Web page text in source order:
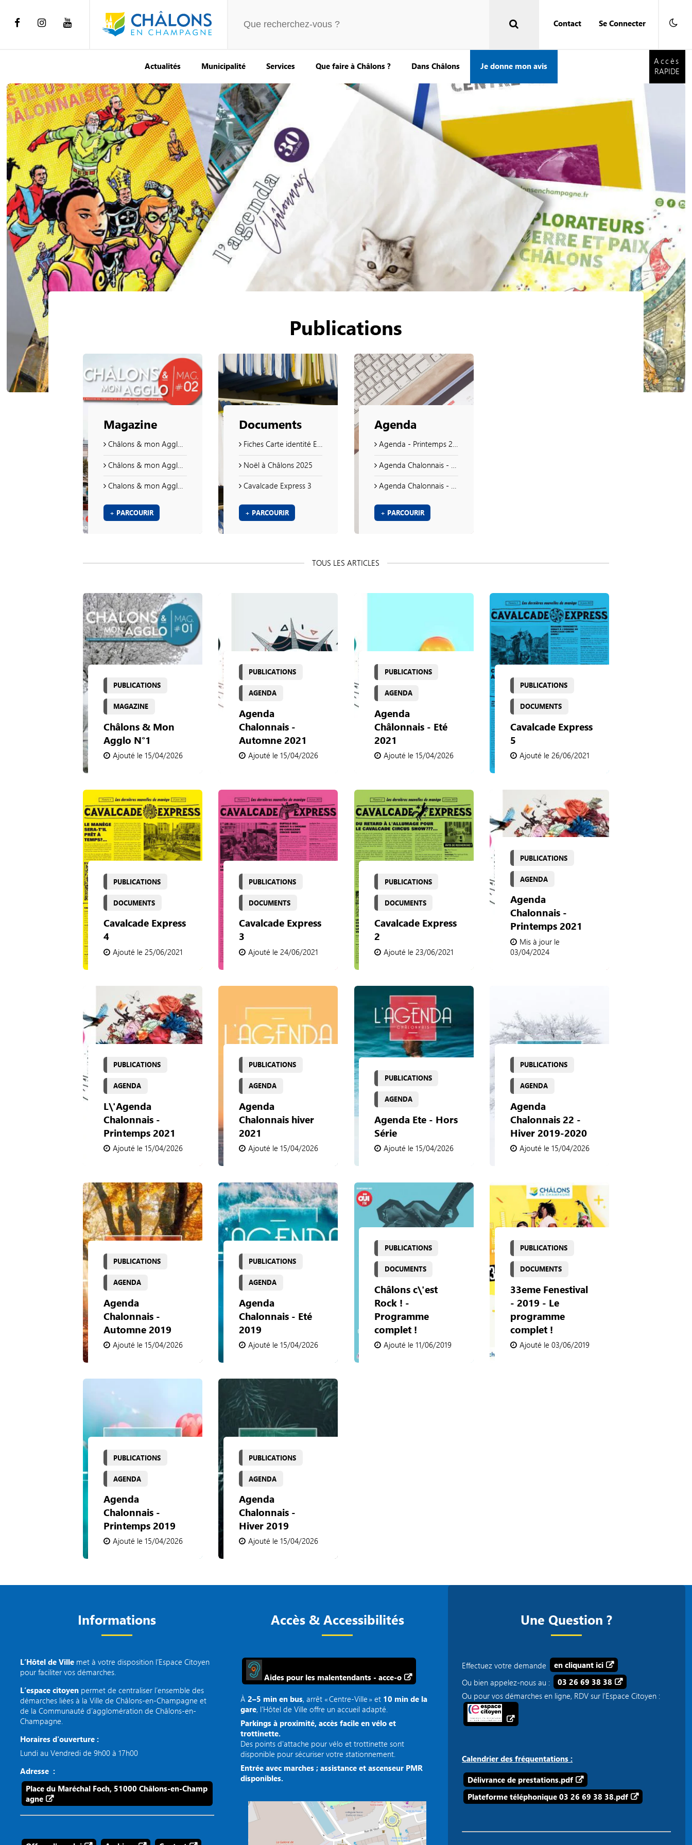
Contact Se Connecter
Accès
Actualités Municipalité Services Que faire à Châlons ? Dans Châlons Je donne mon avis
Accès
RAPIDE
Publications
Magazine
Châlons & mon Agglo n°19
Châlons & mon Agglo n°41
Chalons & mon Agglo n°38
+ PARCOURIR
Documents
Fiches Carte identité Et Passeport
Noël à Châlons 2025
Cavalcade Express 3
+ PARCOURIR
Agenda
Agenda - Printemps 2023
Agenda Chalonnais - Printemps 2021
Agenda Chalonnais - Hiver
+ PARCOURIR
PUBLICATIONS
MAGAZINE
Châlons & Mon
Agglo N°1
Ajouté le 15/04/2026
PUBLICATIONS
AGENDA
Agenda
Chalonnais -
Automne 2021
Ajouté le 15/04/2026
PUBLICATIONS
AGENDA
Agenda
Châlonnais - Eté
2021
Ajouté le 15/04/2026
PUBLICATIONS
DOCUMENTS
Cavalcade Express
5
Ajouté le 26/06/2021
PUBLICATIONS
DOCUMENTS
Cavalcade Express
4
Ajouté le 25/06/2021
PUBLICATIONS
DOCUMENTS
Cavalcade Express
3
Ajouté le 24/06/2021
PUBLICATIONS
DOCUMENTS
Cavalcade Express
2
Ajouté le 23/06/2021
PUBLICATIONS
AGENDA
Agenda
Chalonnais -
Printemps 2021
Mis à jour le
03/04/2024
PUBLICATIONS
AGENDA
L\'Agenda
Chalonnais -
Printemps 2021
Ajouté le 15/04/2026
PUBLICATIONS
AGENDA
Agenda
Chalonnais hiver
2021
Ajouté le 15/04/2026
PUBLICATIONS
AGENDA
Agenda Ete - Hors
Série
Ajouté le 15/04/2026
PUBLICATIONS
AGENDA
Agenda
Chalonnais 22 -
Hiver 2019-2020
Ajouté le 15/04/2026
PUBLICATIONS
AGENDA
Agenda
Chalonnais -
Automne 2019
Ajouté le 15/04/2026
PUBLICATIONS
AGENDA
Agenda
Chalonnais - Eté
2019
Ajouté le 15/04/2026
PUBLICATIONS
DOCUMENTS
Châlons c\'est
Rock ! -
Programme
complet !
Ajouté le 11/06/2019
PUBLICATIONS
DOCUMENTS
33eme Fenestival
- 2019 - Le
programme
complet !
Ajouté le 03/06/2019
PUBLICATIONS
AGENDA
Agenda
Chalonnais -
Printemps 2019
Ajouté le 15/04/2026
PUBLICATIONS
AGENDA
Agenda
Chalonnais -
Hiver 2019
Ajouté le 15/04/2026
Informations
L’Hôtel de Ville met à votre disposition l’Espace Citoyen
pour faciliter vos démarches.
L’espace citoyen permet de centraliser l’ensemble des
démarches liées à la Ville de Châlons-en-Champagne et
de la Communauté d’agglomération de Châlons-en-
Champagne.
Horaires d'ouverture :
Lundi au Vendredi de 9h00 à 17h00
Adresse :
Place du Maréchal Foch, 51000 Châlons-en-Champ
agne
Accès & Accessibilités
Aides pour les malentendants - acce-o
À2–5 min en bus, arrêt « Centre‑Ville » et 10 min de la
gare, l’Hôtel de Ville offre un accueil adapté.
Parkings à proximité, accès facile en vélo et
trottinette.
Des points d'attache pour vélo et trottinette sont
disponible pour sécuriser votre stationnement.
Entrée avec marches ; assistance et ascenseur PMR
disponibles.
Une Question ?
Effectuez votre demande
en cliquant ici
Ou bien appelez-nous au :
03 26 69 38 38
Ou pour vos démarches en ligne, RDV sur l'Espace Citoyen :
Calendrier des fréquentations :
Délivrance de prestations.pdf
Plateforme téléphonique 03 26 69 38 38.pdf